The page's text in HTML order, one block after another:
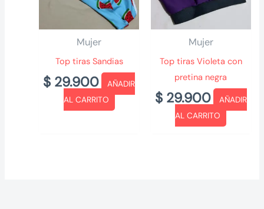
Mujer
Top tiras Sandias
$ 29.900
AÑADIR
AL CARRITO
Mujer
Top tiras Violeta con
pretina negra
$29.900
AÑADIR
AL CARRITO